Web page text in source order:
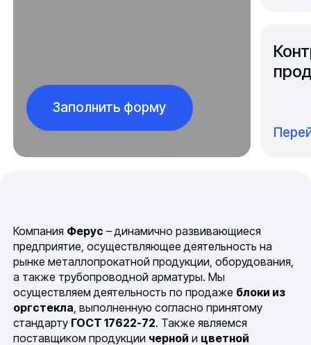
Заполнить форму
Компания Ферус – динамично развивающиеся
предприятие, осуществляющее деятельность на
рынке металлопрокатной продукции, оборудования,
а также трубопроводной арматуры. Мы
осуществляем деятельность по продаже блоки из
оргстекла, выполненную согласно принятому
стандарту ГОСТ 17622-72. Также являемся
поставщиком продукции черной и цветной